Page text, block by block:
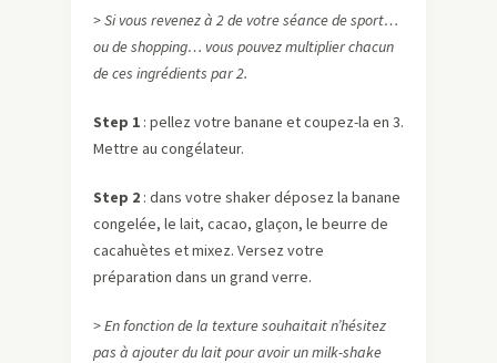
> Si vous revenez à 2 de votre séance de sport…
ou de shopping… vous pouvez multiplier chacun
de ces ingrédients par 2.
Step 1 : pellez votre banane et coupez-la en 3.
Mettre au congélateur.
Step 2 : dans votre shaker déposez la banane
congelée, le lait, cacao, glaçon, le beurre de
cacahuètes et mixez. Versez votre
préparation dans un grand verre.
> En fonction de la texture souhaitait n’hésitez
pas à ajouter du lait pour avoir un milk-shake